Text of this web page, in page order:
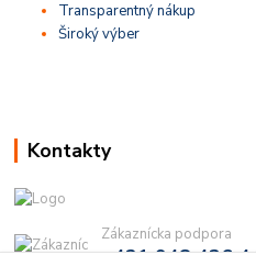
Transparentný nákup
Široký výber
Kontakty
Zákaznícka podpora